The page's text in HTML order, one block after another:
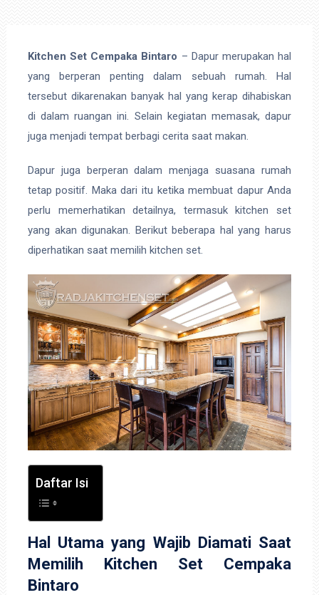
Kitchen Set Cempaka Bintaro – Dapur merupakan hal
yang berperan penting dalam sebuah rumah. Hal
tersebut dikarenakan banyak hal yang kerap dihabiskan
di dalam ruangan ini. Selain kegiatan memasak, dapur
juga menjadi tempat berbagi cerita saat makan.
Dapur juga berperan dalam menjaga suasana rumah
tetap positif. Maka dari itu ketika membuat dapur Anda
perlu memerhatikan detailnya, termasuk kitchen set
yang akan digunakan. Berikut beberapa hal yang harus
diperhatikan saat memilih kitchen set.
Daftar Isi
Hal Utama yang Wajib Diamati Saat
Memilih Kitchen Set Cempaka
Bintaro